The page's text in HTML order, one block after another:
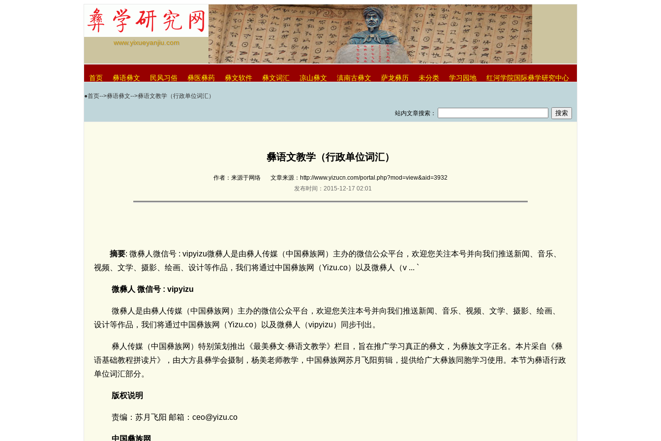
www.yixueyanjiu.com
首页 彝语彝文 民风习俗 彝医彝药 彝文软件 彝文词汇 凉山彝文 滇南古彝文 萨龙彝历 未分类 学习园地 红河学院国际彝学研究中心
●首页-->彝语彝文-->彝语文教学（行政单位词汇）
站内文章搜索：
彝语文教学（行政单位词汇）
作者：来源于网络
文章来源：http://www.yizucn.com/portal.php?mod=view&aid=3932
发布时间：2015-12-17 02:01
摘要: 微彝人微信号 : vipyizu微彝人是由彝人传媒（中国彝族网）主办的微信公众平台，欢迎您关注本号并向我们推送新闻、音乐、
视频、文学、摄影、绘画、设计等作品，我们将通过中国彝族网（Yizu.co）以及微彝人（v ... `
微彝人 微信号 : vipyizu
微彝人是由彝人传媒（中国彝族网）主办的微信公众平台，欢迎您关注本号并向我们推送新闻、音乐、视频、文学、摄影、绘画、
设计等作品，我们将通过中国彝族网（Yizu.co）以及微彝人（vipyizu）同步刊出。
彝人传媒（中国彝族网）特别策划推出《最美彝文·彝语文教学》栏目，旨在推广学习真正的彝文，为彝族文字正名。本片采自《彝
语基础教程拼读片》，由大方县彝学会摄制，杨美老师教学，中国彝族网苏月飞阳剪辑，提供给广大彝族同胞学习使用。本节为彝语行政
单位词汇部分。
版权说明
责编：苏月飞阳 邮箱：ceo@yizu.co
中国彝族网